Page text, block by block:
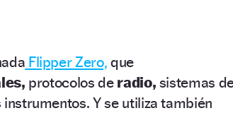
Flipper Zero, que
protocolos de radio, sistemas
instrumentos. Y se utiliza también